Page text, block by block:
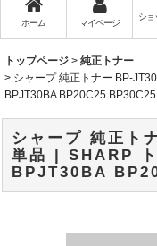
ホーム マイページ
ショ
トップページ > 純正トナー
> シャープ 純正トナー BP-
BPJT30BA BP20C25 BP30C25
シャープ 純正ト
単品 | SHARP
BPJT30BA